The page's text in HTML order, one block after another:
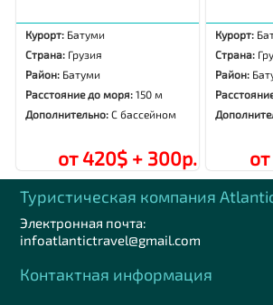
Курорт: Батуми
Страна: Грузия
Район: Батуми
Расстояние до моря:150 м
Дополнительно:С бассейном
от 420$ + 300р.
Курорт:
Страна:
Район:
Туристическая компания
Электронная почта:
infoatlantictravel@gmail.com
Контактная информация